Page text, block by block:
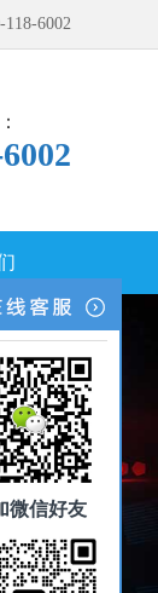
6002
微信好友